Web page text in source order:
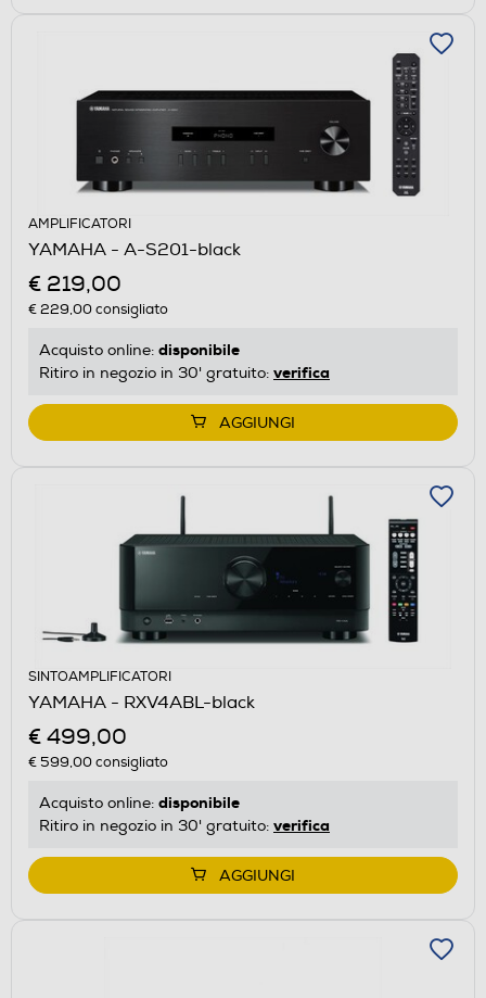
AMPLIFICATORI
YAMAHA - A-S201-black
€ 219,00
€ 229,00consigliato
Acquisto online: disponibile
Ritiro in negozio in 30' gratuito: verifica
AGGIUNGI
SINTOAMPLIFICATORI
YAMAHA - RXV4ABL-black
€ 499,00
€ 599,00consigliato
Acquisto online: disponibile
Ritiro in negozio in 30' gratuito: verifica
AGGIUNGI